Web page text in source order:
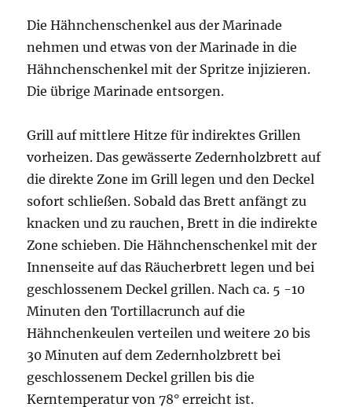
Die Hähnchenschenkel aus der Marinade
nehmen und etwas von der Marinade in die
Hähnchenschenkel mit der Spritze injizieren.
Die übrige Marinade entsorgen.
Grill auf mittlere Hitze für indirektes Grillen
vorheizen. Das gewässerte Zedernholzbrett auf
die direkte Zone im Grill legen und den Deckel
sofort schließen. Sobald das Brett anfängt zu
knacken und zu rauchen, Brett in die indirekte
Zone schieben. Die Hähnchenschenkel mit der
Innenseite auf das Räucherbrett legen und bei
geschlossenem Deckel grillen. Nach ca. 5 -10
Minuten den Tortillacrunch auf die
Hähnchenkeulen verteilen und weitere 20 bis
30 Minuten auf dem Zedernholzbrett bei
geschlossenem Deckel grillen bis die
Kerntemperatur von 78° erreicht ist.